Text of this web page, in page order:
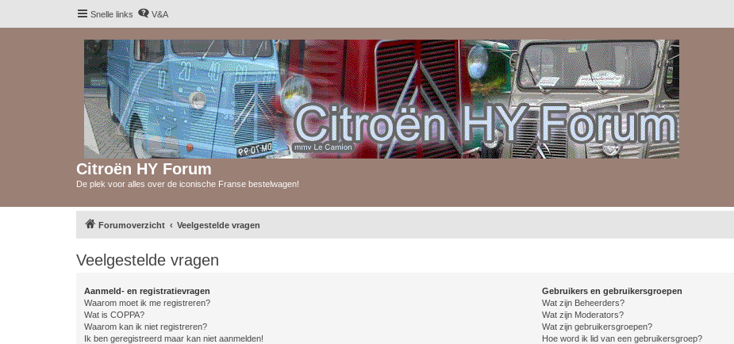
Snelle links V&A
Citroën HY Forum
De plek voor alles over de iconische Franse bestelwagen!
Forumoverzicht Veelgestelde vragen
Veelgestelde vragen
Aanmeld- en registratievragen
Waarom moet ik me registreren?
Wat is COPPA?
Waarom kan ik niet registreren?
Ik ben geregistreerd maar kan niet aanmelden!
Gebruikers en gebruikersgroepen
Wat zijn Beheerders?
Wat zijn Moderators?
Wat zijn gebruikersgroepen?
Hoe word ik lid van een gebruikersgroep?